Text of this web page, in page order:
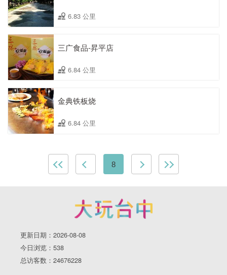
6.83 公里
三广食品-昇平店
6.84 公里
金典铁板烧
6.84 公里
8
更新日期：2026-08-08
今日浏览：538
总访客数：24676228